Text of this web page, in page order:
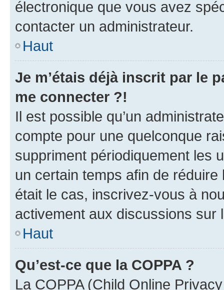
électronique que vous avez
contacter un administrateur.
Haut
Je m’étais déjà inscrit par le
me connecter ?!
Il est possible qu’un
compte pour une quelconque
suppriment périodiquement les
un certain temps afin de
était le cas, inscrivez-vous à
activement aux discussions sur
Haut
Qu’est-ce que la COPPA ?
La COPPA (Child Online